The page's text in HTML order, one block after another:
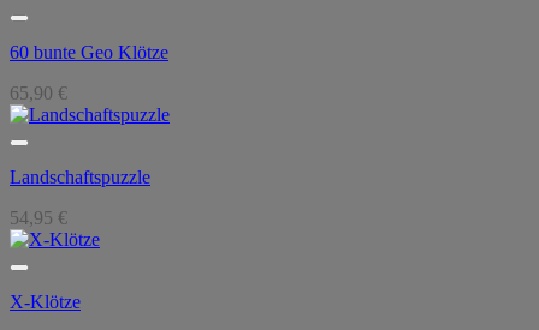
60 bunte Geo Klötze
65,90 €
Landschaftspuzzle
54,95 €
X-Klötze